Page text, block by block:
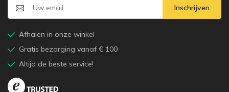
Inschrijven
Afhalen in onze winkel
Gratis bezorging vanaf € 100
Altijd de beste service!